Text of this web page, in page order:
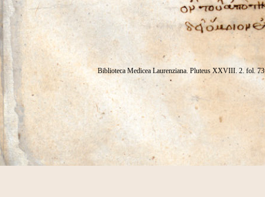
Biblioteca Medicea Laurenziana.